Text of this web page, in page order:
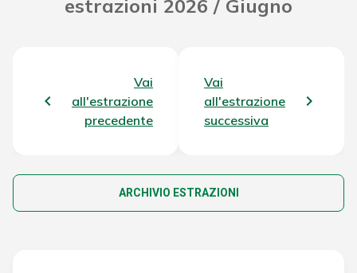
estrazioni 2026 / Giugno
Vai
all'estrazione
precedente
Vai
all'estrazione
successiva
ARCHIVIO ESTRAZIONI